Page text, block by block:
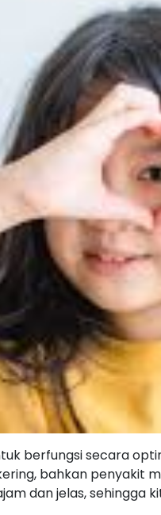
berfungsi secara
bahkan penyakit
dan jelas, sehingga